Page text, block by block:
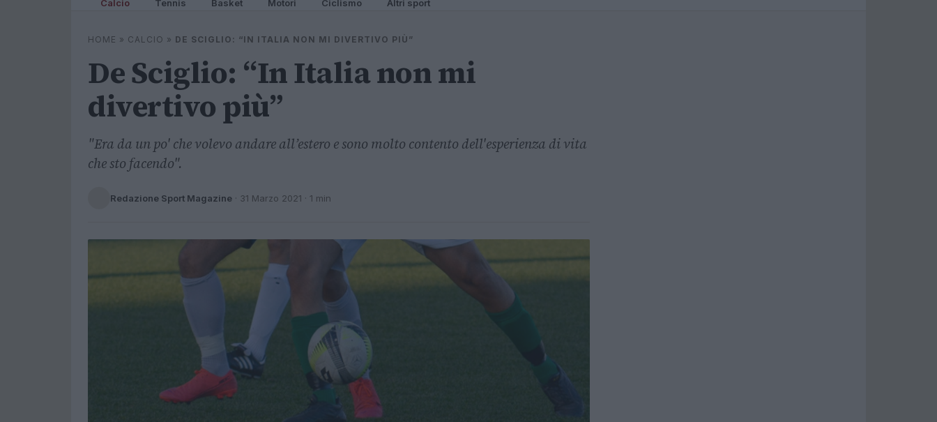
Calcio Tennis Basket Motori Ciclismo Altri sport
HOME » CALCIO » DE SCIGLIO: “IN ITALIA NON MI DIVERTIVO PIÙ”
De Sciglio: “In Italia non mi
divertivo più”
"Era da un po' che volevo andare all’estero e sono molto contento dell'esperienza di vita
che sto facendo".
Redazione Sport Magazine · 31 Marzo 2021 · 1 min